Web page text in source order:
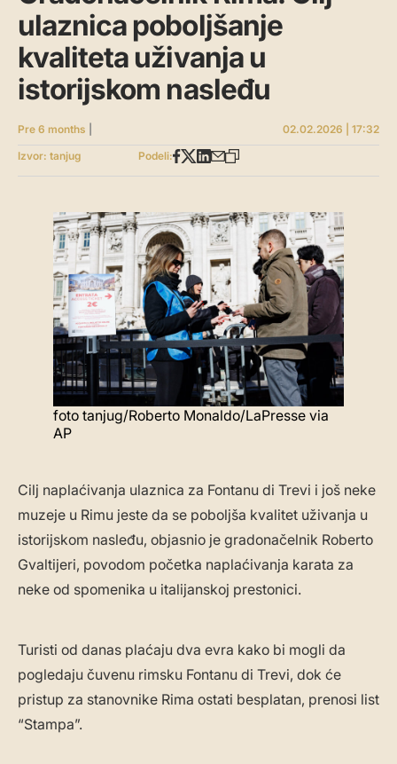
ulaznica poboljšanje
kvaliteta uživanja u
istorijskom nasleđu
Pre 6 months
02.02.2026 | 17:32
Izvor: tanjug
Podeli:
foto tanjug/Roberto Monaldo/LaPresse via
AP
Cilj naplaćivanja ulaznica za Fontanu di Trevi i još neke
muzeje u Rimu jeste da se poboljša kvalitet uživanja u
istorijskom nasleđu, objasnio je gradonačelnik Roberto
Gvaltijeri, povodom početka naplaćivanja karata za
neke od spomenika u italijanskoj prestonici.
Turisti od danas plaćaju dva evra kako bi mogli da
pogledaju čuvenu rimsku Fontanu di Trevi, dok će
pristup za stanovnike Rima ostati besplatan, prenosi list
“Stampa”.